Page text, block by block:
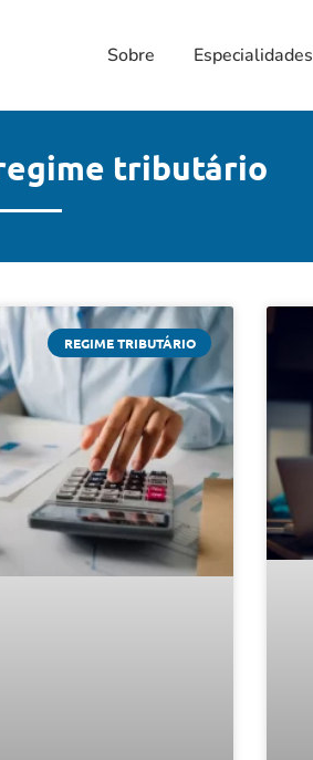
Sobre Especialidades
tributário
REGIME TRIBUTÁRIO